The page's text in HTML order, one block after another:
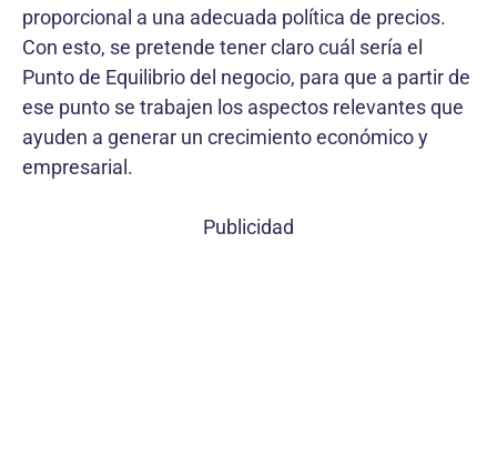
proporcional a una adecuada política de precios.
Con esto, se pretende tener claro cuál sería el
Punto de Equilibrio del negocio, para que a partir de
ese punto se trabajen los aspectos relevantes que
ayuden a generar un crecimiento económico y
empresarial.
Publicidad